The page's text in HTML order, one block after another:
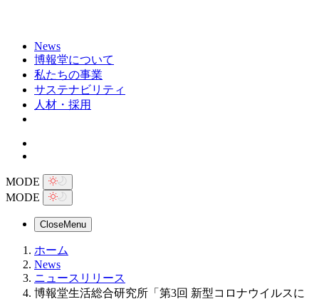
News
博報堂について
私たちの事業
サステナビリティ
人材・採用
MODE
MODE
CloseMenu
ホーム
News
ニュースリリース
博報堂生活総合研究所「第3回 新型コロナウイルスに